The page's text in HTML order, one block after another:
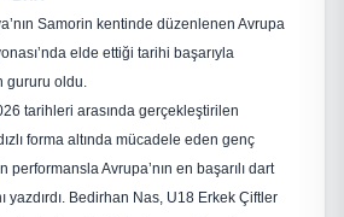
Samorin kentinde düzenlenen Avrupa
elde ettiği tarihi başarıyla
gururu oldu.
tarihleri arasında gerçekleştirilen
forma altında mücadele eden genç
Avrupa’nın en başarılı dart
yazdırdı. Bedirhan Nas, U18 Erkek Çiftler